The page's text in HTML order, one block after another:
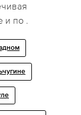
и по .